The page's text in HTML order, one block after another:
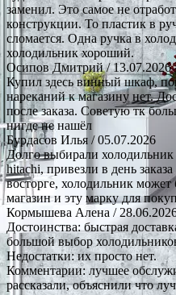
заменил. Это самое не
конструкции. То пластик в
сломается. Одна ручка в
холодильник хороший.
Осипов Дмитрий/ 13.07.2026
Купил здесь винный шкаф,
нареканий к магазину нет.
после заказа. Советую тк
нигде не нашёл
Бурдасов Илья / 05.07.2026
Долго выбирали
hitachi, привезли в день
восторге, холодильник
магазин и эту марку для
Кормышева Алена /
Достоинства: быстрая
большой выбор
Недостатки: их просто нет.
Комментарии: лучшее
рассказали, объяснили что